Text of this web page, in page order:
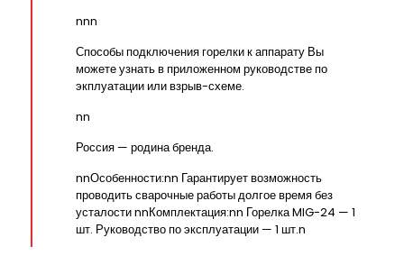
nnn
Способы подключения горелки к аппарату Вы
можете узнать в приложенном руководстве по
экплуатации или взрыв-схеме.
nn
Россия — родина бренда.
nnОсобенности:nn Гарантирует возможность
проводить сварочные работы долгое время без
усталости nnКомплектация:nn Горелка MIG-24 — 1
шт. Руководство по эксплуатации — 1 шт.n